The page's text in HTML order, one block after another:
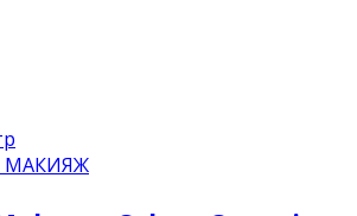
МАКИЯЖ